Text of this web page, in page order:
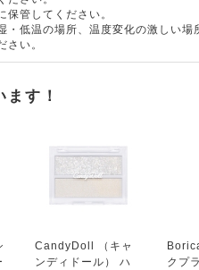
管してください。
低温の場所、温度変化の激しい場
さい。
す！
CandyDoll （キャ
ンディドール） ハ
クプ